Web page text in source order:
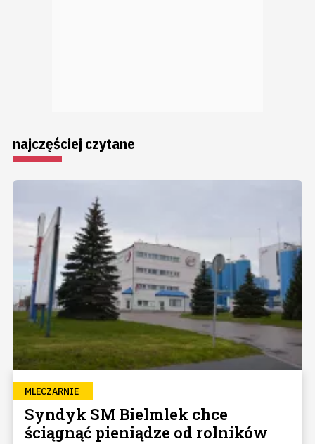
najczęściej czytane
MLECZARNIE
Syndyk SM Bielmlek chce
ściągnąć pieniądze od rolników